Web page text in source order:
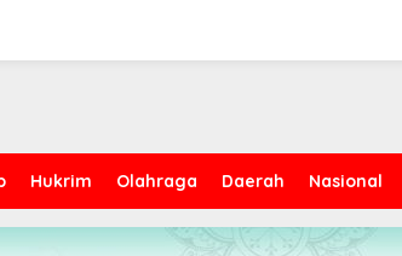
Hukrim Olahraga Daerah Nasional